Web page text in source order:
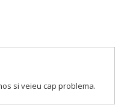
si veieu cap problema.